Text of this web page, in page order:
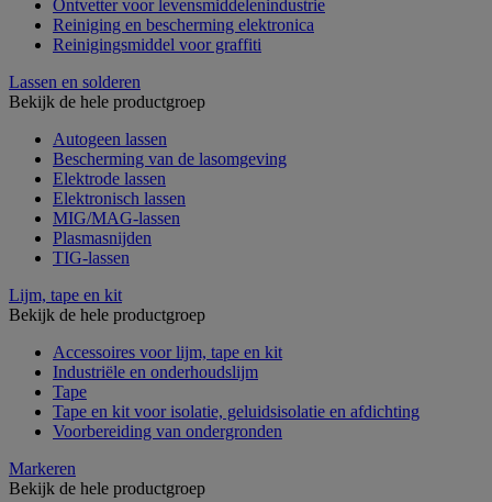
Ontvetter voor levensmiddelenindustrie
Reiniging en bescherming elektronica
Reinigingsmiddel voor graffiti
Lassen en solderen
Bekijk de hele productgroep
Autogeen lassen
Bescherming van de lasomgeving
Elektrode lassen
Elektronisch lassen
MIG/MAG-lassen
Plasmasnijden
TIG-lassen
Lijm, tape en kit
Bekijk de hele productgroep
Accessoires voor lijm, tape en kit
Industriële en onderhoudslijm
Tape
Tape en kit voor isolatie, geluidsisolatie en afdichting
Voorbereiding van ondergronden
Markeren
Bekijk de hele productgroep